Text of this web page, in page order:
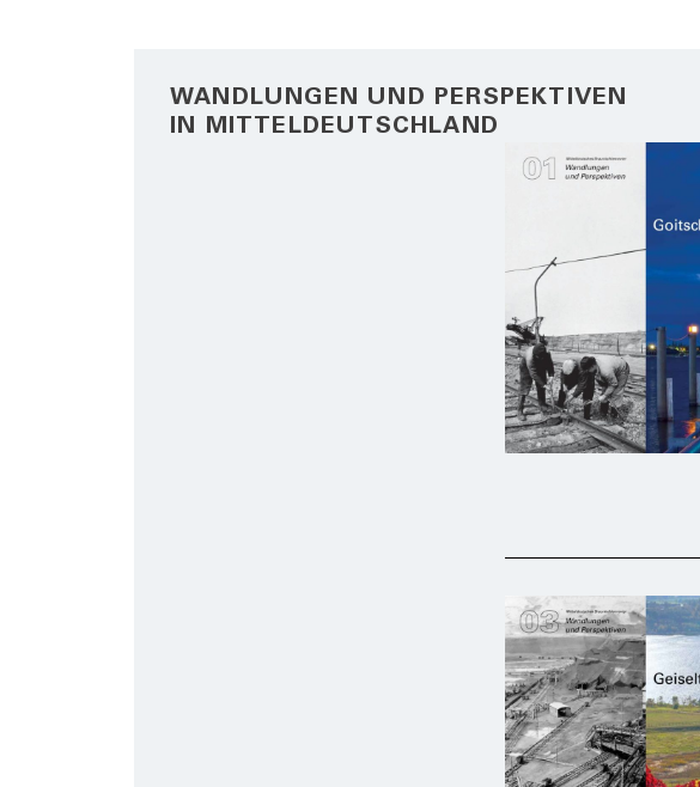
WANDLUNGEN UND PERSPEKTIVEN
IN MITTELDEUTSCHLAND